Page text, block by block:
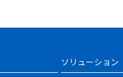
ソリューション